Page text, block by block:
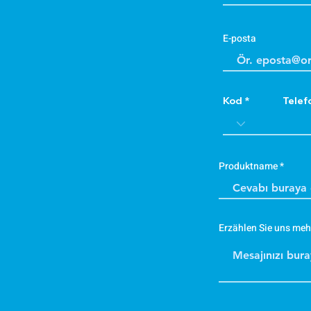
E-posta
Kod
Produktname
Erzählen Sie uns